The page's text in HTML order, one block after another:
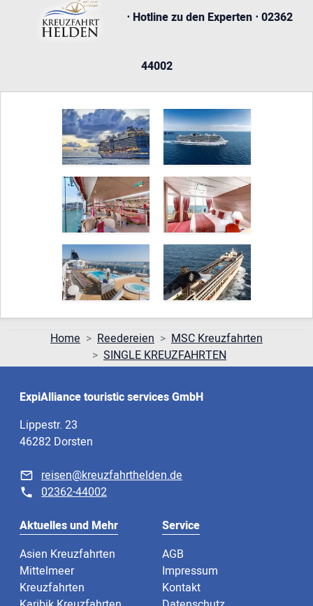
⋅ Hotline zu den Experten ⋅ 02362
44002
Home Reedereien
MSC Kreuzfahrten
SINGLE KREUZFAHRTEN
ExpiAlliance touristic services GmbH
Lippestr. 23
46282 Dorsten
reisen@kreuzfahrthelden.de
02362-44002
Aktuelles und Mehr
Asien Kreuzfahrten
Mittelmeer
Kreuzfahrten
Service
AGB
Impressum
Kontakt